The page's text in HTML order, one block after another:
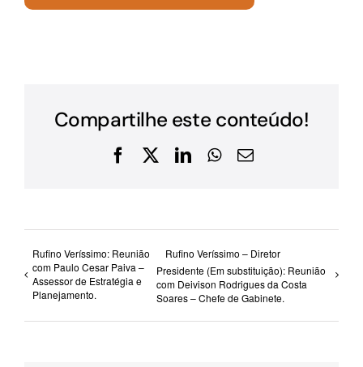
Compartilhe este conteúdo!
Facebook
X LinkedInWhatsApp
E-
Rufino Veríssimo: Reunião
com Paulo Cesar Paiva –
Assessor de Estratégia e
Planejamento.
Rufino Veríssimo – Diretor
Presidente (Em substituição): Reunião
com Deivison Rodrigues da Costa
Soares – Chefe de Gabinete.